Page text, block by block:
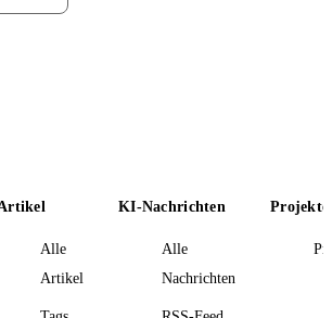
Alle
Artikel
KI-Nachrichten
Alle
Nachrichten
Projekte